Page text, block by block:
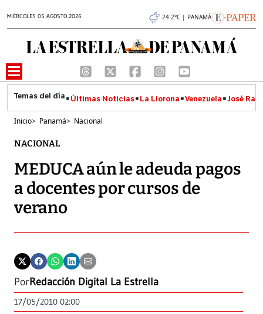
MIÉRCOLES 05 AGOSTO 2026 24.2°C | PANAMÁ
Últimas Noticias La Llorona Venezuela José
Inicio> Panamá> Nacional
NACIONAL
MEDUCA aún le adeuda pagos
a docentes por cursos de
verano
PorRedacción Digital La Estrella
17/05/2010 02:00